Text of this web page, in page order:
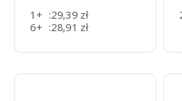
1+ :29,39 zł
6+ :28,91 zł